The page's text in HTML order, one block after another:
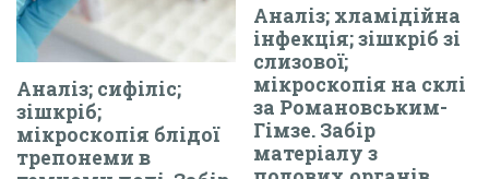
Аналіз; сифіліс;
зішкріб;
мікроскопія блідої
трепонеми в
Аналіз; хламідійна
інфекція; зішкріб зі
слизової;
мікроскопія на склі
за Романовським-
Гімзе. Забір
матеріалу з